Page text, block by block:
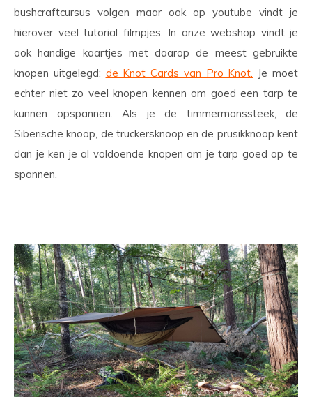
bushcraftcursus volgen maar ook op youtube vindt je
hierover veel tutorial filmpjes. In onze webshop vindt je
ook handige kaartjes met daarop de meest gebruikte
knopen uitgelegd: de Knot Cards van Pro Knot. Je moet
echter niet zo veel knopen kennen om goed een tarp te
kunnen opspannen. Als je de timmermanssteek, de
Siberische knoop, de truckersknoop en de prusikknoop kent
dan je ken je al voldoende knopen om je tarp goed op te
spannen.